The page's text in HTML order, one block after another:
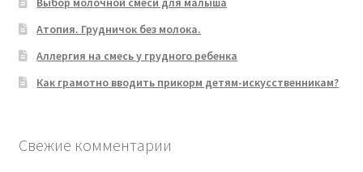
Атопия. Грудничок без молока.
Аллергия на смесь у грудного ребенка
Как грамотно вводить прикорм детям-искусственникам?
Свежие комментарии